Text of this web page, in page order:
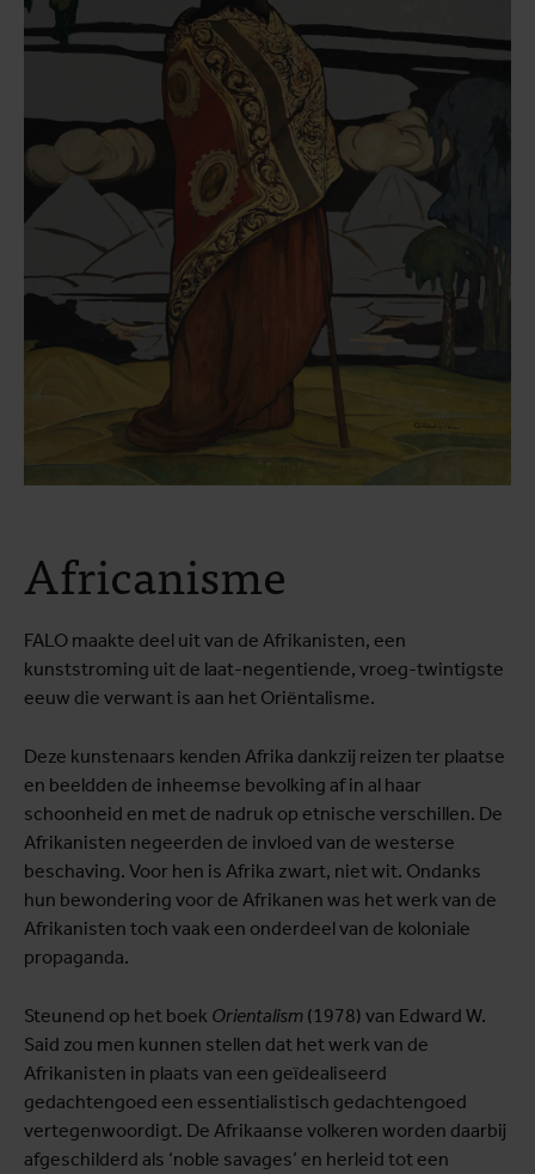
Africanisme
FALO maakte deel uit van de Afrikanisten, een
kunststroming uit de laat-negentiende, vroeg-twintigste
eeuw die verwant is aan het Oriëntalisme.
Deze kunstenaars kenden Afrika dankzij reizen ter plaatse
en beeldden de inheemse bevolking af in al haar
schoonheid en met de nadruk op etnische verschillen. De
Afrikanisten negeerden de invloed van de westerse
beschaving. Voor hen is Afrika zwart, niet wit. Ondanks
hun bewondering voor de Afrikanen was het werk van de
Afrikanisten toch vaak een onderdeel van de koloniale
propaganda.
Steunend op het boek Orientalism (1978) van Edward W.
Said zou men kunnen stellen dat het werk van de
Afrikanisten in plaats van een geïdealiseerd
gedachtengoed een essentialistisch gedachtengoed
vertegenwoordigt. De Afrikaanse volkeren worden daarbij
afgeschilderd als ‘noble savages’ en herleid tot een